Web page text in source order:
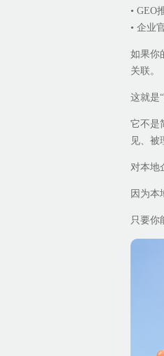
• GEO
• 企业
如果你
关联。
这就是
它不是
见、被
对本地
因为本
只要你